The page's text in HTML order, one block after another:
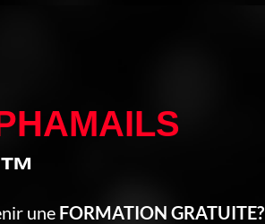
une FORMATION GRATUITE?